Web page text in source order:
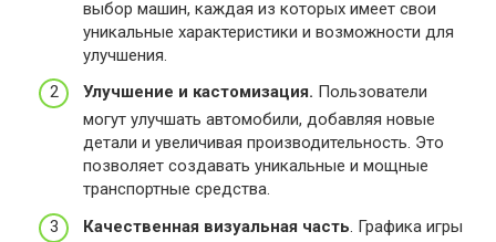
выбор машин, каждая из которых имеет свои
уникальные характеристики и возможности для
улучшения.
Улучшение и кастомизация. Пользователи
могут улучшать автомобили, добавляя новые
детали и увеличивая производительность. Это
позволяет создавать уникальные и мощные
транспортные средства.
Качественная визуальная часть. Графика игры